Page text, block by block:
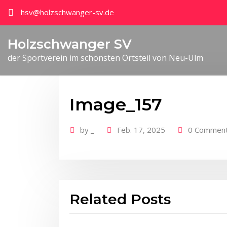
hsv@holzschwanger-sv.de
Holzschwanger SV
der Sportverein im schönsten Ortsteil von Neu-Ulm
Image_157
by Feb. 17, 2025 0
Related Posts